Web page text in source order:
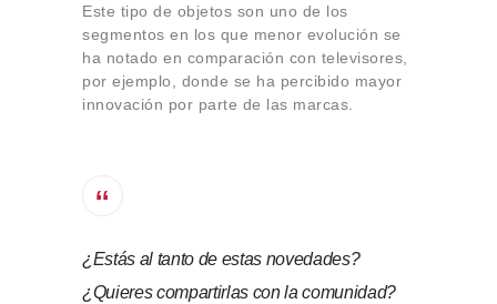
Este tipo de objetos son uno de los
segmentos en los que menor evolución se
ha notado en comparación con televisores,
por ejemplo, donde se ha percibido mayor
innovación por parte de las marcas.
¿Estás al tanto de estas novedades?
¿Quieres compartirlas con la comunidad?